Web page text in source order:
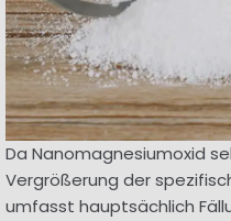
Da Nanomagnesiumoxid
Vergrößerung der
umfasst hauptsächlich